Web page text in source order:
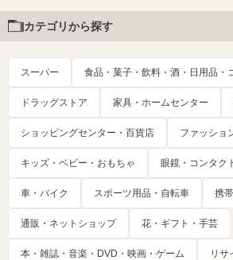
カテゴリから探す
スーパー 食品・菓子・飲料・酒・日用品・
ドラッグストア 家具・ホームセンター
ショッピングセンター・百貨店 ファッショ
キッズ・ベビー・おもちゃ 眼鏡・コンタク
車・バイク スポーツ用品・自転車 携
通販・ネットショップ 花・ギフト・手芸
本・雑誌・音楽・DVD・映画・ゲーム リサ